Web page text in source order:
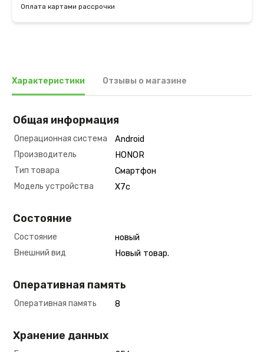
Оплата картами рассрочки
Характеристики Отзывы о магазине
Общая информация
Операционная система
Android
Производитель
HONOR
Тип товара
Смартфон
Модель устройства
X7c
Состояние
Состояние
новый
Внешний вид
Новый товар.
Оперативная память
Оперативная память 8
Хранение данных